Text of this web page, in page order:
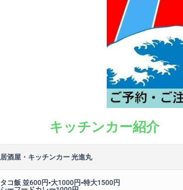
キッチンカー紹介
居酒屋・キッチンカー 光進丸
タコ飯 並600円▪大1000円▪特大1500円